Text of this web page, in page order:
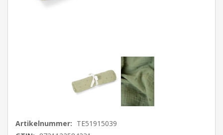
Artikelnummer: TE51915039